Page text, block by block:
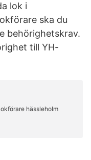
lok i
ska du
behörighetskrav.
till YH-